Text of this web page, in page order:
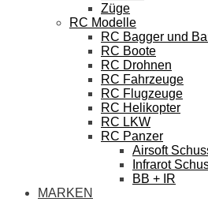
Züge
RC Modelle
RC Bagger und
RC Boote
RC Drohnen
RC Fahrzeuge
RC Flugzeuge
RC Helikopter
RC LKW
RC Panzer
Airsoft
Infrarot
BB + IR
MARKEN